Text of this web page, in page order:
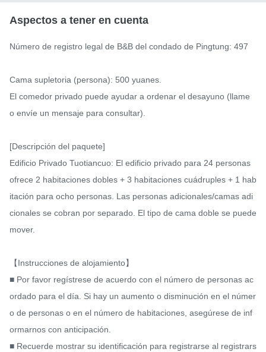
Aspectos a tener en cuenta
Número de registro legal de B&B del condado de Pingtung: 497
Cama supletoria (persona): 500 yuanes.
El comedor privado puede ayudar a ordenar el desayuno (llame
o envíe un mensaje para consultar).
[Descripción del paquete]
Edificio Privado Tuotiancuo: El edificio privado para 24 personas
ofrece 2 habitaciones dobles + 3 habitaciones cuádruples + 1 hab
itación para ocho personas. Las personas adicionales/camas adi
cionales se cobran por separado. El tipo de cama doble se puede
mover.
【Instrucciones de alojamiento】
■ Por favor regístrese de acuerdo con el número de personas ac
ordado para el día. Si hay un aumento o disminución en el númer
o de personas o en el número de habitaciones, asegúrese de inf
ormarnos con anticipación.
■ Recuerde mostrar su identificación para registrarse al registrars